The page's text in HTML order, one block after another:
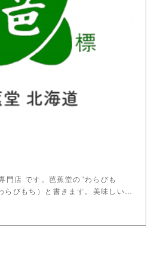
門店 です。芭蕉堂の"わらびも
らびもち）と書きます。美味しい…